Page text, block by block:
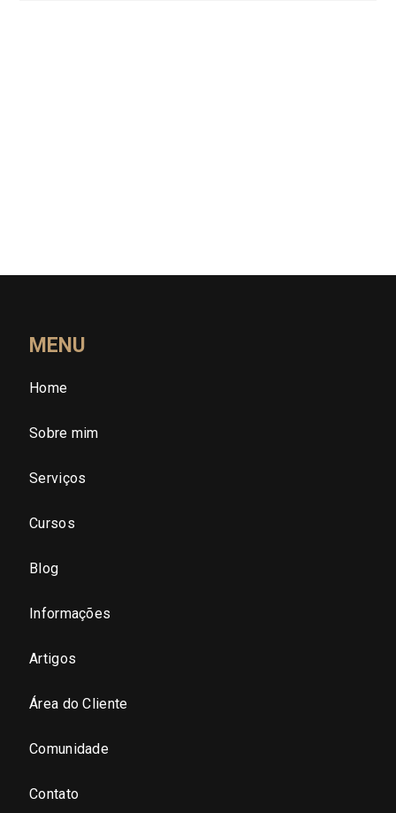
São Paulo - Grande SP
MENU
Home
Sobre mim
Serviços
Cursos
Blog
Informações
Artigos
Área do Cliente
Comunidade
Contato